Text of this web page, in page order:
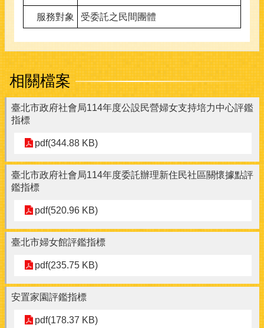
服務對象 受委託之民間團體
相關檔案
臺北市政府社會局114年度公設民營婦女支持培力中心評鑑
指標
pdf(344.88 KB)
臺北市政府社會局114年度委託辦理新住民社區關懷據點評
鑑指標
pdf(520.96 KB)
臺北市婦女館評鑑指標
pdf(235.75 KB)
安置家園評鑑指標
pdf(178.37 KB)